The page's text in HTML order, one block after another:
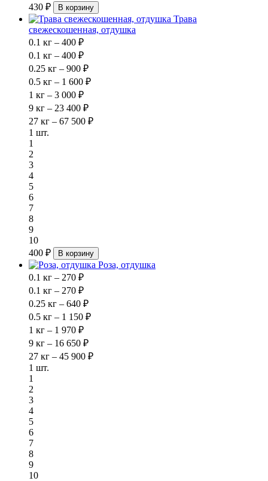
430 ₽
В корзину
Трава
свежескошенная, отдушка
0.1 кг – 400 ₽
0.1 кг – 400 ₽
0.25 кг – 900 ₽
0.5 кг – 1 600 ₽
1 кг – 3 000 ₽
9 кг – 23 400 ₽
27 кг – 67 500 ₽
1 шт.
1
2
3
4
5
6
7
8
9
10
400 ₽
В корзину
Роза, отдушка
0.1 кг – 270 ₽
0.1 кг – 270 ₽
0.25 кг – 640 ₽
0.5 кг – 1 150 ₽
1 кг – 1 970 ₽
9 кг – 16 650 ₽
27 кг – 45 900 ₽
1 шт.
1
2
3
4
5
6
7
8
9
10